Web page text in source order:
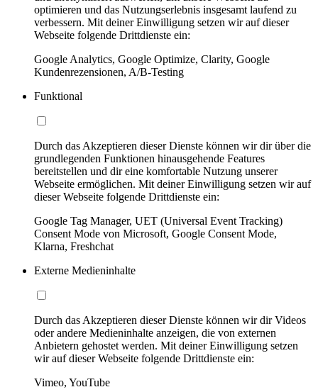
optimieren und das Nutzungserlebnis insgesamt laufend zu
verbessern. Mit deiner Einwilligung setzen wir auf dieser
Webseite folgende Drittdienste ein:
Google Analytics, Google Optimize, Clarity, Google
Kundenrezensionen, A/B-Testing
Funktional
Durch das Akzeptieren dieser Dienste können wir dir über die
grundlegenden Funktionen hinausgehende Features
bereitstellen und dir eine komfortable Nutzung unserer
Webseite ermöglichen. Mit deiner Einwilligung setzen wir auf
dieser Webseite folgende Drittdienste ein:
Google Tag Manager, UET (Universal Event Tracking)
Consent Mode von Microsoft, Google Consent Mode,
Klarna, Freshchat
Externe Medieninhalte
Durch das Akzeptieren dieser Dienste können wir dir Videos
oder andere Medieninhalte anzeigen, die von externen
Anbietern gehostet werden. Mit deiner Einwilligung setzen
wir auf dieser Webseite folgende Drittdienste ein:
Vimeo, YouTube